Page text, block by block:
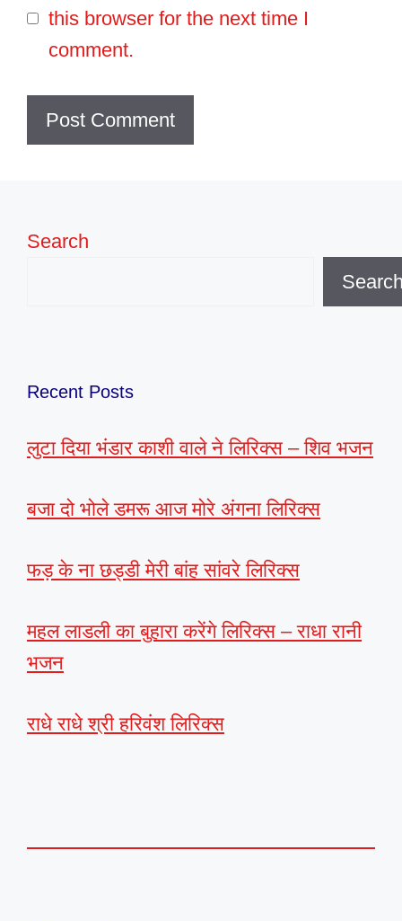
this browser for the next time I
comment.
Search
Recent Posts
लुटा दिया भंडार काशी वाले ने लिरिक्स – शिव भजन
बजा दो भोले डमरू आज मोरे अंगना लिरिक्स
फड़ के ना छड्डी मेरी बांह सांवरे लिरिक्स
महल लाडली का बुहारा करेंगे लिरिक्स – राधा रानी
भजन
राधे राधे श्री हरिवंश लिरिक्स